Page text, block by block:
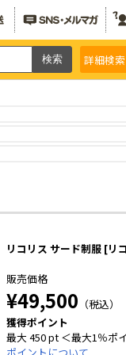
詳細検索
リコリス サード制服 [リ
販売価格
¥49,500 （税込）
獲得ポイント
最大 450 pt ＜最大1％ポ